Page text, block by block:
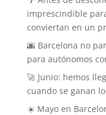
imprescindible
conviertan en un
🌆 Barcelona no
para autónomos
🚀 Junio: hemos
cuando se ganan
☀️ Mayo en